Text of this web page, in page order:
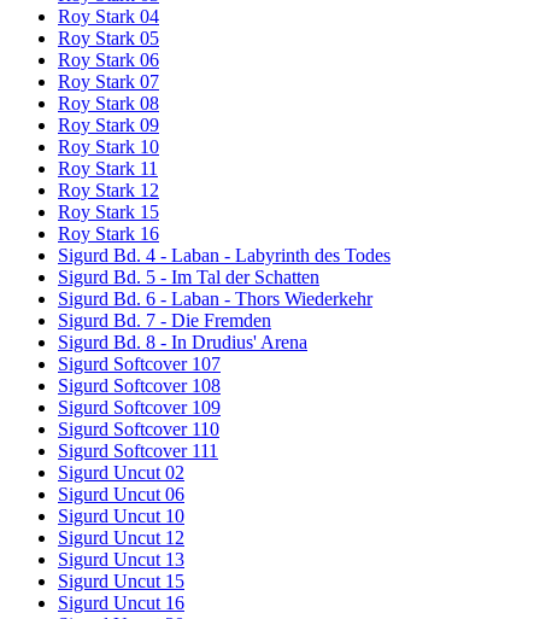
Roy Stark 04
Roy Stark 05
Roy Stark 06
Roy Stark 07
Roy Stark 08
Roy Stark 09
Roy Stark 10
Roy Stark 11
Roy Stark 12
Roy Stark 15
Roy Stark 16
Sigurd Bd. 4 - Laban - Labyrinth des Todes
Sigurd Bd. 5 - Im Tal der Schatten
Sigurd Bd. 6 - Laban - Thors Wiederkehr
Sigurd Bd. 7 - Die Fremden
Sigurd Bd. 8 - In Drudius' Arena
Sigurd Softcover 107
Sigurd Softcover 108
Sigurd Softcover 109
Sigurd Softcover 110
Sigurd Softcover 111
Sigurd Uncut 02
Sigurd Uncut 06
Sigurd Uncut 10
Sigurd Uncut 12
Sigurd Uncut 13
Sigurd Uncut 15
Sigurd Uncut 16